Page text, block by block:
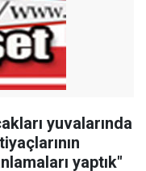
yuvalarında
yaptık"